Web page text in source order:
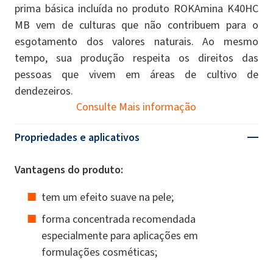
prima básica incluída no produto ROKAmina K40HC
MB vem de culturas que não contribuem para o
esgotamento dos valores naturais. Ao mesmo
tempo, sua produção respeita os direitos das
pessoas que vivem em áreas de cultivo de
dendezeiros.
Consulte Mais informação
Propriedades e aplicativos
Vantagens do produto:
tem um efeito suave na pele;
forma concentrada recomendada
especialmente para aplicações em
formulações cosméticas;